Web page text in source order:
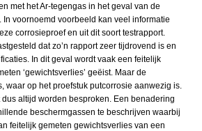
met het Ar-tegengas in het geval van de
voornoemd voorbeeld kan veel informatie
corrosieproef en uit dit soort testrapport.
dat zo’n rapport zeer tijdrovend is en
In dit geval wordt vaak een feitelijk
‘gewichtsverlies’ geëist. Maar de
waar op het proefstuk putcorrosie aanwezig is.
altijd worden besproken. Een benadering
beschermgassen te beschrijven waarbij
feitelijk gemeten gewichtsverlies van een